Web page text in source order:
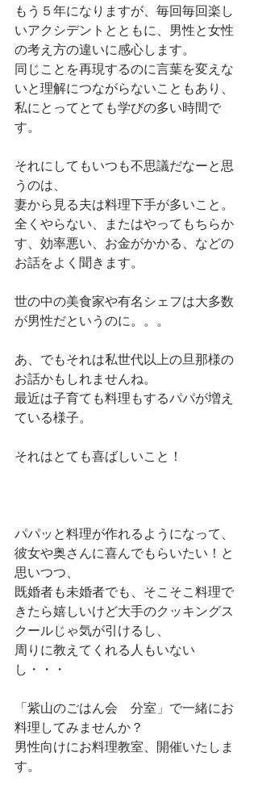
もう５年になりますが、毎回毎回楽し
いアクシデントとともに、男性と女性
の考え方の違いに感心します。
同じことを再現するのに言葉を変えな
いと理解につながらないこともあり、
私にとってとても学びの多い時間で
す。
それにしてもいつも不思議だなーと思
うのは、
妻から見る夫は料理下手が多いこと。
全くやらない、またはやってもちらか
す、効率悪い、お金がかかる、などの
お話をよく聞きます。
世の中の美食家や有名シェフは大多数
が男性だというのに。。。
あ、でもそれは私世代以上の旦那様の
お話かもしれませんね。
最近は子育ても料理もするパパが増え
ている様子。
それはとても喜ばしいこと！
パパッと料理が作れるようになって、
彼女や奥さんに喜んでもらいたい！と
思いつつ、
既婚者も未婚者でも、そこそこ料理で
きたら嬉しいけど大手のクッキングス
クールじゃ気が引けるし、
周りに教えてくれる人もいない
し・・・
「紫山のごはん会　分室」で一緒にお
料理してみませんか？
男性向けにお料理教室、開催いたしま
す。